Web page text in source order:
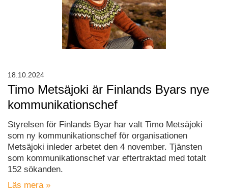
Timo Metsäjoki är Finlands Byars nye
kommunikationschef
Styrelsen för Finlands Byar har valt Timo Metsäjoki
som ny kommunikationschef för organisationen
Metsäjoki inleder arbetet den 4 november. Tjänsten
som kommunikationschef var eftertraktad med totalt
152 sökanden.
Läs mera »
18.10.2024